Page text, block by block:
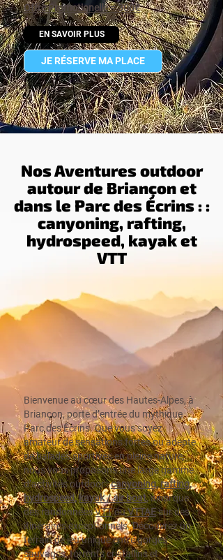
Offre Promotionelle = 300€
EN SAVOIR PLUS
JE RÉSERVE MA PLACE
Nos Aventures outdoor
autour de Briançon et
dans le Parc des Écrins : :
canyoning, rafting,
hydrospeed, kayak et
VTT
Bienvenue au cœur des Hautes-Alpes, à
Briançon, porte d’entrée du mythique
Parc des Écrins. Que vous soyez
amateur de sensations fortes ou adepte
de balades sportives en pleine nature,
nous vous proposons une large gamme
d’activités outdoor :canyoning,rafting,
hydrospeed,kayak / air boat, ainsi que
des randonnéesVTTouVTTAEsur des
itinéraires exceptionnels. Découvrez un
terrain de jeu unique entre gorges
sauvages, torrents cristallins et